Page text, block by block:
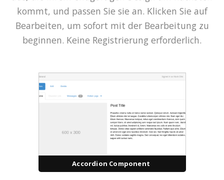
kommt, und passen Sie sie an. Klicken Sie auf
Bearbeiten, um sofort mit der Bearbeitung zu
beginnen. Keine Registrierung erforderlich.
Accordion Component